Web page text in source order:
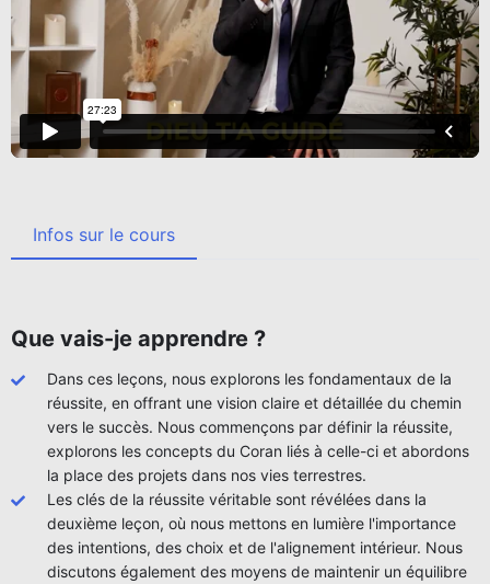
Infos sur le cours
Que vais-je apprendre ?
Dans ces leçons, nous explorons les fondamentaux de la
réussite, en offrant une vision claire et détaillée du chemin
vers le succès. Nous commençons par définir la réussite,
explorons les concepts du Coran liés à celle-ci et abordons
la place des projets dans nos vies terrestres.
Les clés de la réussite véritable sont révélées dans la
deuxième leçon, où nous mettons en lumière l'importance
des intentions, des choix et de l'alignement intérieur. Nous
discutons également des moyens de maintenir un équilibre